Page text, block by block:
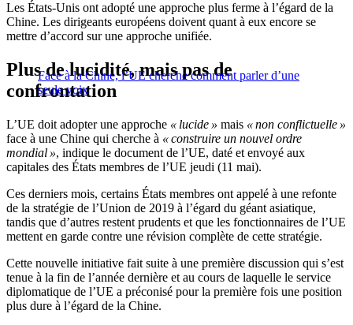
Les États-Unis ont adopté une approche plus ferme à l’égard de la
Chine. Les dirigeants européens doivent quant à eux encore se
mettre d’accord sur une approche unifiée.
Face à la Chine, l’UE cherche comment parler d’une
seule voix
Plus de lucidité, mais pas de
confrontation
L’UE doit adopter une approche « lucide » mais « non conflictuelle »
face à une Chine qui cherche à « construire un nouvel ordre
mondial », indique le document de l’UE, daté et envoyé aux
capitales des États membres de l’UE jeudi (11 mai).
Ces derniers mois, certains États membres ont appelé à une refonte
de la stratégie de l’Union de 2019 à l’égard du géant asiatique,
tandis que d’autres restent prudents et que les fonctionnaires de l’UE
mettent en garde contre une révision complète de cette stratégie.
Cette nouvelle initiative fait suite à une première discussion qui s’est
tenue à la fin de l’année dernière et au cours de laquelle le service
diplomatique de l’UE a préconisé pour la première fois une position
plus dure à l’égard de la Chine.